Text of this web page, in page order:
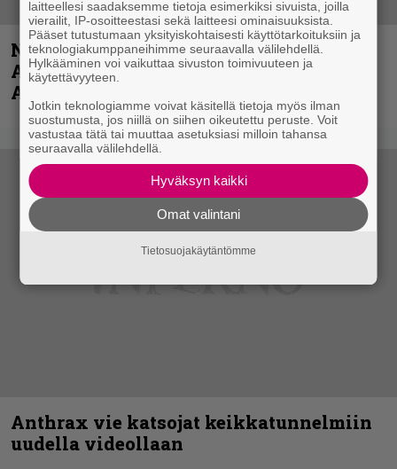
Näin lähtee Ghostin Tobias Forgelta
Accept – menossa mukana myös
Anthrax- ja Korn-miehistöä
Anthrax vie katsojat keikkatunnelmiin
uudella videollaan
laitteellesi saadaksemme tietoja esimerkiksi sivuista, joilla
vierailit, IP-osoitteestasi sekä laitteesi ominaisuuksista.
Pääset tutustumaan yksityiskohtaisesti käyttötarkoituksiin ja
teknologiakumppaneihimme seuraavalla välilehdellä.
Hylkääminen voi vaikuttaa sivuston toimivuuteen ja
käytettävyyteen.
Jotkin teknologiamme voivat käsitellä tietoja myös ilman
suostumusta, jos niillä on siihen oikeutettu peruste. Voit
vastustaa tätä tai muuttaa asetuksiasi milloin tahansa
seuraavalla välilehdellä.
Hyväksyn kaikki
Omat valintani
Tietosuojakäytäntömme